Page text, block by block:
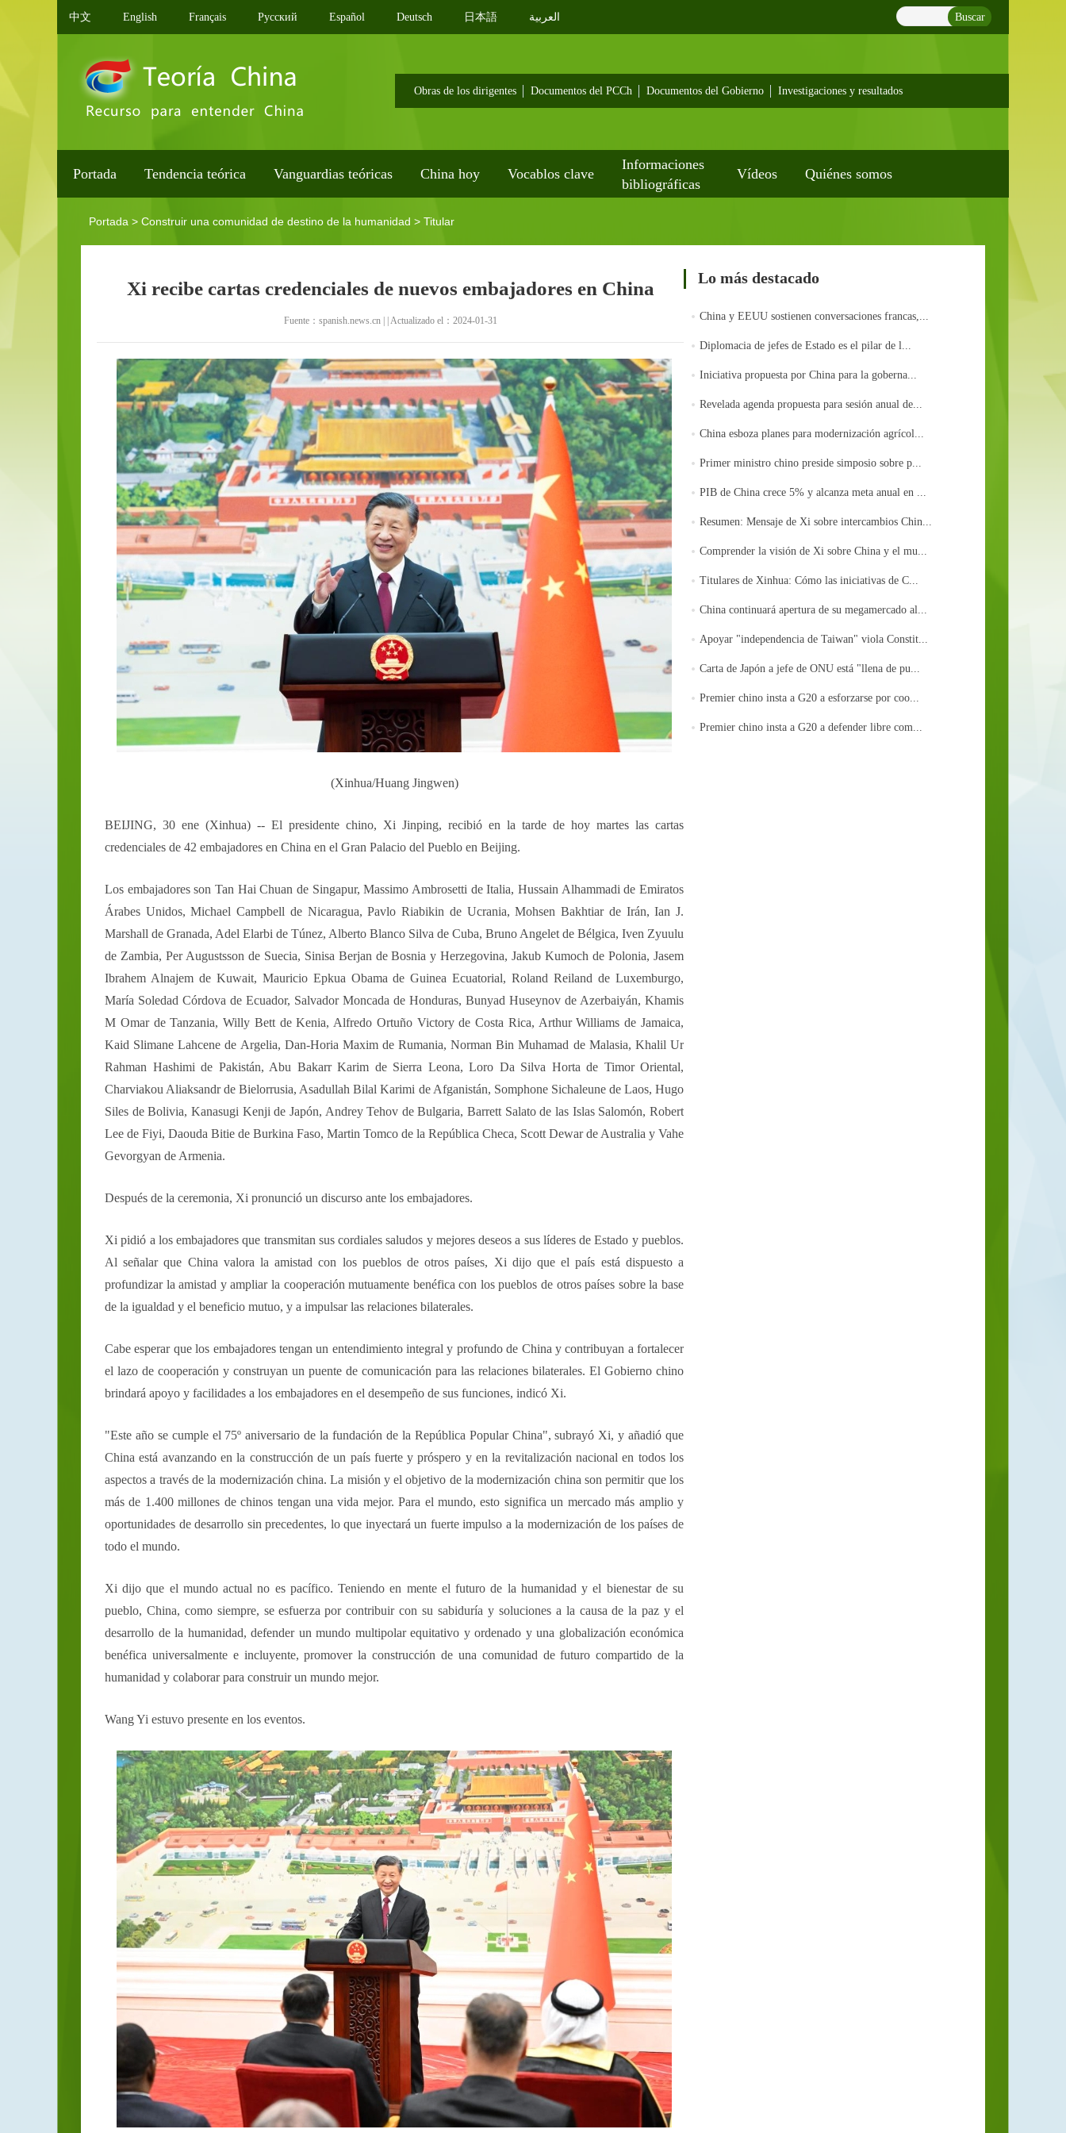
中文 English Français Pусский Español Deutsch 日本語 العربية Buscar
Obras de los dirigentes Documentos del PCCh Documentos del Gobierno Investigaciones y resultados
Portada Tendencia teórica Vanguardias teóricas China hoy Vocablos clave
Informaciones
bibliográficas
Vídeos Quiénes somos
Portada > Construir una comunidad de destino de la humanidad > Titular
Xi recibe cartas credenciales de nuevos embajadores en China
Fuente：spanish.news.cn | | Actualizado el：2024-01-31
(Xinhua/Huang Jingwen)
BEIJING, 30 ene (Xinhua) -- El presidente chino, Xi Jinping, recibió en la tarde de hoy martes las cartas
credenciales de 42 embajadores en China en el Gran Palacio del Pueblo en Beijing.
Los embajadores son Tan Hai Chuan de Singapur, Massimo Ambrosetti de Italia, Hussain Alhammadi de Emiratos
Árabes Unidos, Michael Campbell de Nicaragua, Pavlo Riabikin de Ucrania, Mohsen Bakhtiar de Irán, Ian J.
Marshall de Granada, Adel Elarbi de Túnez, Alberto Blanco Silva de Cuba, Bruno Angelet de Bélgica, Iven Zyuulu
de Zambia, Per Augustsson de Suecia, Sinisa Berjan de Bosnia y Herzegovina, Jakub Kumoch de Polonia, Jasem
Ibrahem Alnajem de Kuwait, Mauricio Epkua Obama de Guinea Ecuatorial, Roland Reiland de Luxemburgo,
María Soledad Córdova de Ecuador, Salvador Moncada de Honduras, Bunyad Huseynov de Azerbaiyán, Khamis
M Omar de Tanzania, Willy Bett de Kenia, Alfredo Ortuño Victory de Costa Rica, Arthur Williams de Jamaica,
Kaid Slimane Lahcene de Argelia, Dan-Horia Maxim de Rumania, Norman Bin Muhamad de Malasia, Khalil Ur
Rahman Hashimi de Pakistán, Abu Bakarr Karim de Sierra Leona, Loro Da Silva Horta de Timor Oriental,
Charviakou Aliaksandr de Bielorrusia, Asadullah Bilal Karimi de Afganistán, Somphone Sichaleune de Laos, Hugo
Siles de Bolivia, Kanasugi Kenji de Japón, Andrey Tehov de Bulgaria, Barrett Salato de las Islas Salomón, Robert
Lee de Fiyi, Daouda Bitie de Burkina Faso, Martin Tomco de la República Checa, Scott Dewar de Australia y Vahe
Gevorgyan de Armenia.
Después de la ceremonia, Xi pronunció un discurso ante los embajadores.
Xi pidió a los embajadores que transmitan sus cordiales saludos y mejores deseos a sus líderes de Estado y pueblos.
Al señalar que China valora la amistad con los pueblos de otros países, Xi dijo que el país está dispuesto a
profundizar la amistad y ampliar la cooperación mutuamente benéfica con los pueblos de otros países sobre la base
de la igualdad y el beneficio mutuo, y a impulsar las relaciones bilaterales.
Cabe esperar que los embajadores tengan un entendimiento integral y profundo de China y contribuyan a fortalecer
el lazo de cooperación y construyan un puente de comunicación para las relaciones bilaterales. El Gobierno chino
brindará apoyo y facilidades a los embajadores en el desempeño de sus funciones, indicó Xi.
"Este año se cumple el 75º aniversario de la fundación de la República Popular China", subrayó Xi, y añadió que
China está avanzando en la construcción de un país fuerte y próspero y en la revitalización nacional en todos los
aspectos a través de la modernización china. La misión y el objetivo de la modernización china son permitir que los
más de 1.400 millones de chinos tengan una vida mejor. Para el mundo, esto significa un mercado más amplio y
oportunidades de desarrollo sin precedentes, lo que inyectará un fuerte impulso a la modernización de los países de
todo el mundo.
Xi dijo que el mundo actual no es pacífico. Teniendo en mente el futuro de la humanidad y el bienestar de su
pueblo, China, como siempre, se esfuerza por contribuir con su sabiduría y soluciones a la causa de la paz y el
desarrollo de la humanidad, defender un mundo multipolar equitativo y ordenado y una globalización económica
benéfica universalmente e incluyente, promover la construcción de una comunidad de futuro compartido de la
humanidad y colaborar para construir un mundo mejor.
Wang Yi estuvo presente en los eventos.
Lo más destacado
China y EEUU sostienen conversaciones francas,...
Diplomacia de jefes de Estado es el pilar de l...
Iniciativa propuesta por China para la goberna...
Revelada agenda propuesta para sesión anual de...
China esboza planes para modernización agrícol...
Primer ministro chino preside simposio sobre p...
PIB de China crece 5% y alcanza meta anual en ...
Resumen: Mensaje de Xi sobre intercambios Chin...
Comprender la visión de Xi sobre China y el mu...
Titulares de Xinhua: Cómo las iniciativas de C...
China continuará apertura de su megamercado al...
Apoyar "independencia de Taiwan" viola Constit...
Carta de Japón a jefe de ONU está "llena de pu...
Premier chino insta a G20 a esforzarse por coo...
Premier chino insta a G20 a defender libre com...